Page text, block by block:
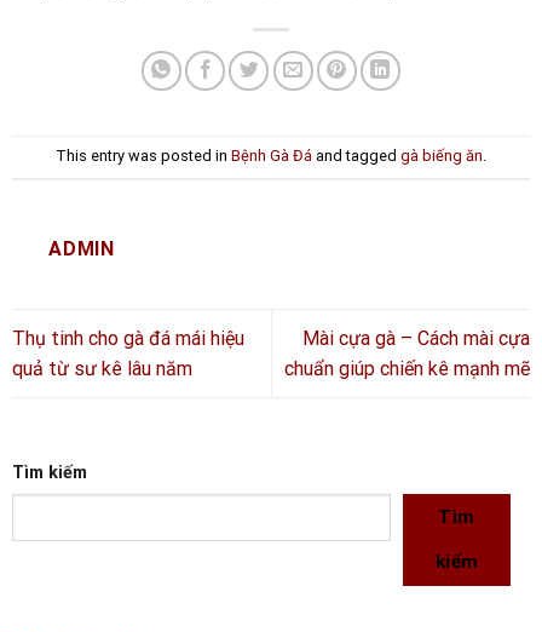
This entry was posted in Bệnh Gà Đá and tagged gà biếng ăn.
ADMIN
Thụ tinh cho gà đá mái hiệu
quả từ sư kê lâu năm
Mài cựa gà – Cách mài cựa
chuẩn giúp chiến kê mạnh mẽ
Tìm kiếm
Tìm
kiếm